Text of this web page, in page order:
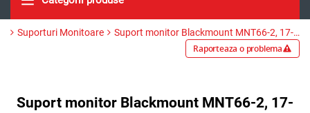
Suporturi Monitoare Suport monitor Blackmount MNT66-2, 17-32inch, Black
Raporteaza o problema
Suport monitor Blackmount MNT66-2, 17-